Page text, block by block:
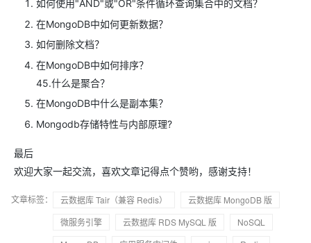
如何使用"AND"或"OR"条件循环查询集合中的文档？
在MongoDB中如何更新数据？
如何删除文档？
在MongoDB中如何排序？
45.什么是聚合？
在MongoDB中什么是副本集？
Mongodb存储特性与内部原理?
最后
欢迎大家一起交流，喜欢文章记得点个赞哟，感谢支持！
文章标签： 云数据库 Tair（兼容 Redis）
云数据库 MongoDB 版
微服务引擎
云数据库 RDS MySQL 版
NoSQL